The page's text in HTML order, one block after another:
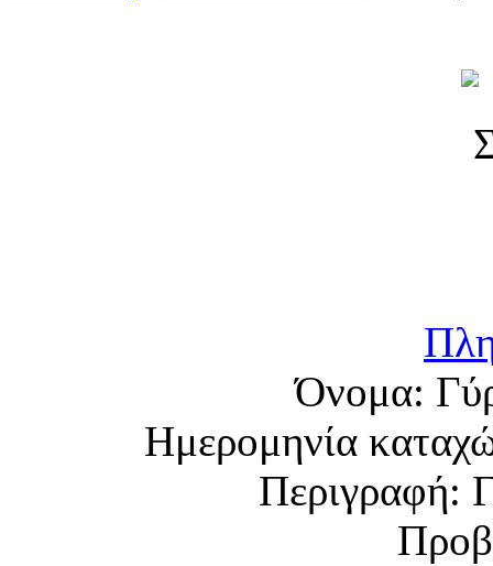
Όνομα:
Ημερομηνία
Περιγραφή: